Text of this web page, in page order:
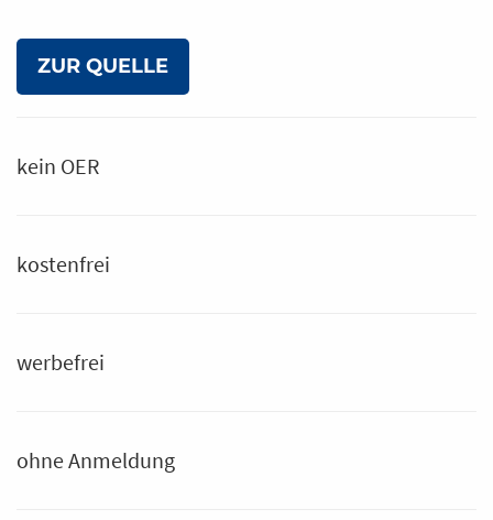
ZUR QUELLE
kein OER
kostenfrei
werbefrei
ohne Anmeldung